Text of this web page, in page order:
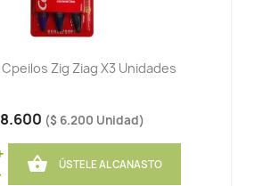
Zig Ziag X3 Unidades
($ 6.200 Unidad)
 ÚSTELE AL CANASTO